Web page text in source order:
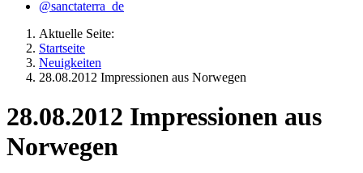
@sanctaterra_de
Aktuelle Seite:
Startseite
Neuigkeiten
28.08.2012 Impressionen aus Norwegen
28.08.2012 Impressionen aus
Norwegen